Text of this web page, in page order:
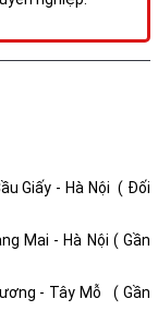
Giấy - Hà Nội ( Đối
Mai - Hà Nội ( Gần
- Tây Mỗ ( Gần